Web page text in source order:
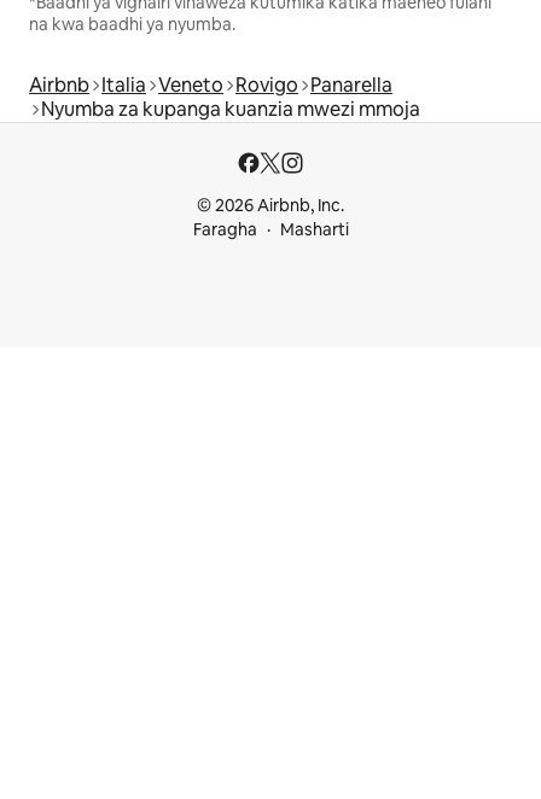
na kwa baadhi ya nyumba.
Airbnb Italia Veneto Rovigo Panarella
Nyumba za kupanga kuanzia mwezi mmoja
© 2026 Airbnb, Inc.
Faragha
Masharti